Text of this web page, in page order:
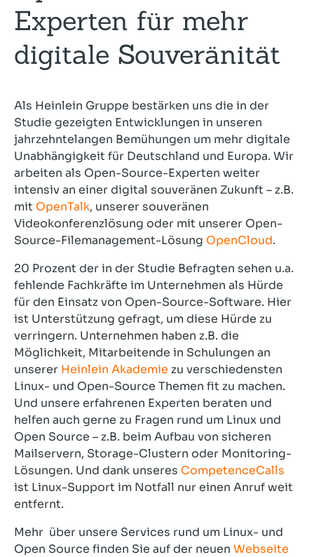
Experten für mehr
digitale Souveränität
Als Heinlein Gruppe bestärken uns die in der
Studie gezeigten Entwicklungen in unseren
jahrzehntelangen Bemühungen um mehr digitale
Unabhängigkeit für Deutschland und Europa. Wir
arbeiten als Open-Source-Experten weiter
intensiv an einer digital souveränen Zukunft – z.B.
mit OpenTalk, unserer souveränen
Videokonferenzlösung oder mit unserer Open-
Source-Filemanagement-Lösung OpenCloud.
20 Prozent der in der Studie Befragten sehen u.a.
fehlende Fachkräfte im Unternehmen als Hürde
für den Einsatz von Open-Source-Software. Hier
ist Unterstützung gefragt, um diese Hürde zu
verringern. Unternehmen haben z.B. die
Möglichkeit, Mitarbeitende in Schulungen an
unserer Heinlein Akademie zu verschiedensten
Linux- und Open-Source Themen fit zu machen.
Und unsere erfahrenen Experten beraten und
helfen auch gerne zu Fragen rund um Linux und
Open Source – z.B. beim Aufbau von sicheren
Mailservern, Storage-Clustern oder Monitoring-
Lösungen. Und dank unseres CompetenceCalls
ist Linux-Support im Notfall nur einen Anruf weit
entfernt.
Mehr über unsere Services rund um Linux- und
Open Source finden Sie auf der neuen Webseite